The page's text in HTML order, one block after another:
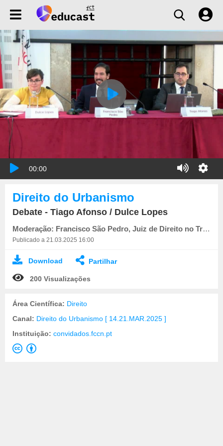
00:00
Direito do Urbanismo
Debate - Tiago Afonso / Dulce Lopes
Moderação: Francisco São Pedro, Juiz de Direito no Tribunal Administrativo e Fiscal de Beja
Publicado a 21.03.2025 16:00
Download Partilhar
200 Visualizações
Área Científica: Direito
Canal: Direito do Urbanismo [ 14.21.MAR.2025 ]
Instituição: convidados.fccn.pt